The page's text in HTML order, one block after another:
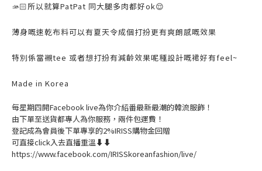
🫴🏻所以就算PatPat 同大腿多肉都好ok😌
薄身嘅速乾布料可以有夏天令成個打扮更有爽朗感嘅效果
特別係當襯tee 或者想打扮有減齡效果呢種設計嘅裙好有feel~
Made in Korea
每星期四開Facebook live為你介紹番最新最潮的韓流服飾！
由下單至送貨都專人為你服務，兩件包運費！
登記成為會員後下單專享的2%IRISS購物金回贈
可直接click入去直播重溫⬇⬇
https://www.facebook.com/IRISSkoreanfashion/live/